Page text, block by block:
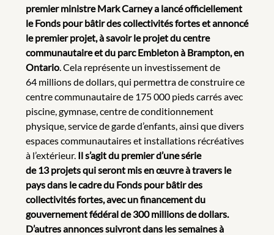
premier ministre Mark Carney a lancé officiellement
le Fonds pour bâtir des collectivités fortes et annoncé
le premier projet, à savoir le projet du centre
communautaire et du parc Embleton à Brampton, en
Ontario. Cela représente un investissement de
64 millions de dollars, qui permettra de construire ce
centre communautaire de 175 000 pieds carrés avec
piscine, gymnase, centre de conditionnement
physique, service de garde d’enfants, ainsi que divers
espaces communautaires et installations récréatives
à l’extérieur. Il s’agit du premier d’une série
de 13 projets qui seront mis en œuvre à travers le
pays dans le cadre du Fonds pour bâtir des
collectivités fortes, avec un financement du
gouvernement fédéral de 300 millions de dollars.
D’autres annonces suivront dans les semaines à